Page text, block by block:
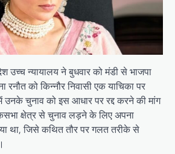
उच्च न्यायालय ने बुधवार को मंडी से भाजपा
को किन्नौर निवासी एक याचिका पर
उनके चुनाव को इस आधार पर रद्द करने की मांग
क्षेत्र से चुनाव लड़ने के लिए अपना
था, जिसे कथित तौर पर गलत तरीके से